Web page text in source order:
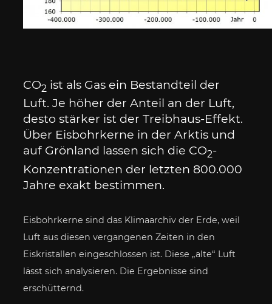
CO2 ist als Gas ein Bestandteil der
Luft. Je höher der Anteil an der Luft,
desto stärker ist der Treibhaus-Effekt.
Über Eisbohrkerne in der Arktis und
auf Grönland lassen sich die CO2-
Konzentrationen der letzten 800.000
Jahre exakt bestimmen.
Eisbohrkerne sind das Klimaarchiv der Erde, weil
Luft aus diesen vergangenen Zeiten in den
Eiskristallen eingeschlossen ist. Diese „alte“ Luft
lässt sich analysieren. Die Ergebnisse sind
erschütternd.